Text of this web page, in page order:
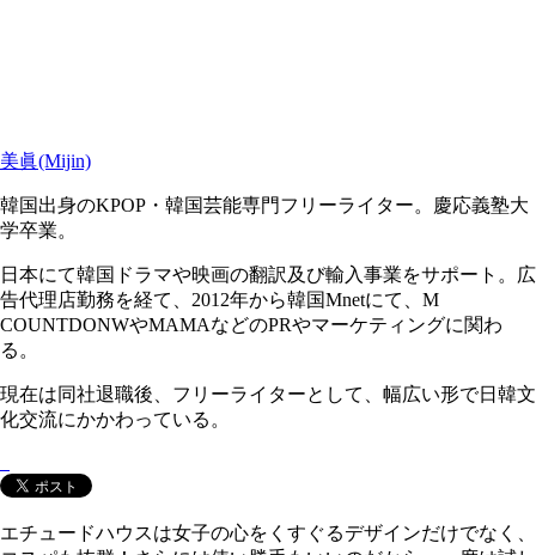
美眞(Mijin)
韓国出身のKPOP・韓国芸能専門フリーライター。慶応義塾大
学卒業。
日本にて韓国ドラマや映画の翻訳及び輸入事業をサポート。広
告代理店勤務を経て、2012年から韓国Mnetにて、M
COUNTDONWやMAMAなどのPRやマーケティングに関わ
る。
現在は同社退職後、フリーライターとして、幅広い形で日韓文
化交流にかかわっている。
エチュードハウスは女子の心をくすぐるデザインだけでなく、